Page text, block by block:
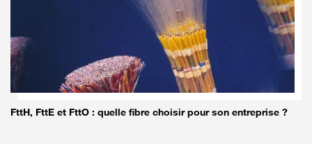
FttH, FttE et FttO : quelle fibre choisir pour son entreprise ?